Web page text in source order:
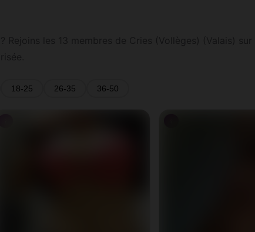
18-25 26-35 36-50